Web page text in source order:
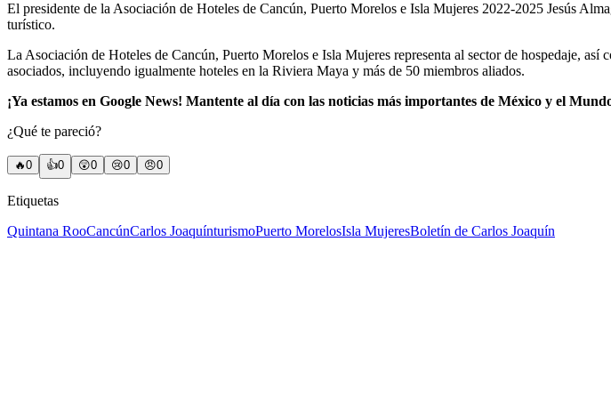
El presidente de la Asociación de Hoteles de Cancún, Puerto Morelos e Isla Mujeres 2022-2025 Jesús
turístico.
La Asociación de Hoteles de Cancún, Puerto Morelos e Isla Mujeres representa al sector de hospedaje,
asociados, incluyendo igualmente hoteles en la Riviera Maya y más de 50 miembros aliados.
¡Ya estamos en Google News! Mantente al día con las noticias más importantes de México y el
¿Qué te pareció?
🔥0 👍0 😲0 😢0 😠0
Etiquetas
Quintana RooCancúnCarlos JoaquínturismoPuerto MorelosIsla MujeresBoletín de Carlos Joaquín